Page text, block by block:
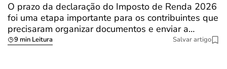
O prazo da declaração do Imposto de Renda 2026
foi uma etapa importante para os contribuintes que
precisaram organizar documentos e enviar a…
9 min Leitura Salvar artigo